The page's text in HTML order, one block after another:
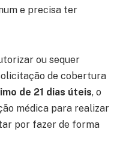
e precisa ter
ou sequer
de cobertura
de 21 dias úteis, o
médica para realizar
por fazer de forma